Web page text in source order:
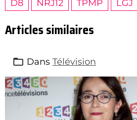
D8
NRJ12 TPMP LGJ
Articles similaires
Dans Télévision